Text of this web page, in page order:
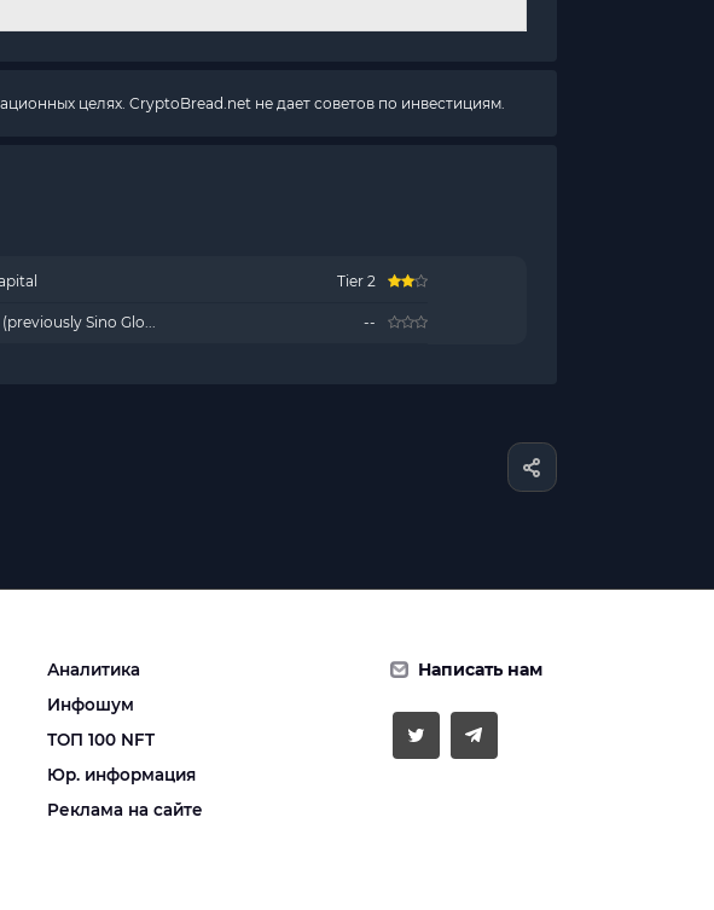
целях. CryptoBread.net не дает советов по инвестициям.
Tier 2
(previously Sino Glo... --
Аналитика
Инфошум
ТОП 100 NFT
Юр. информация
Реклама на сайте
Написать нам